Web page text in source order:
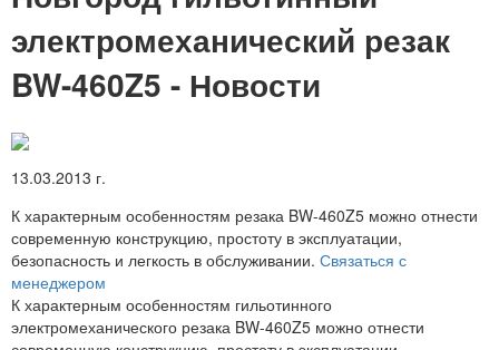
электромеханический резак
BW-460Z5 - Новости
13.03.2013 г.
К характерным особенностям резака BW-460Z5 можно отнести
современную конструкцию, простоту в эксплуатации,
безопасность и легкость в обслуживании. Связаться с
менеджером
К характерным особенностям гильотинного
электромеханического резака BW-460Z5 можно отнести